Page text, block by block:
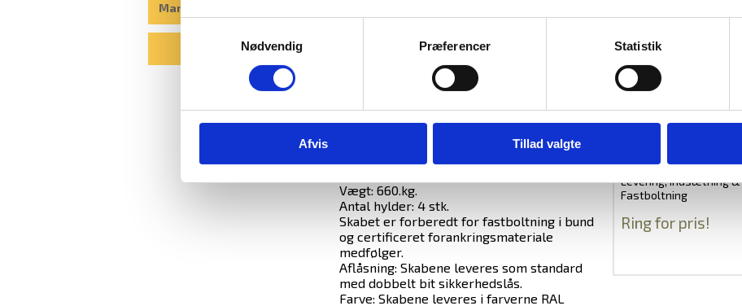
Samtykkevalg
Nødvendig
Præferencer Statistik
Afvis Tillad valgte
Manualer til elkodelåse
overensstemmelse med den europæiske
Brandtest: Brandprøve i 30 minutter til
papir på eget testlaboratorium.
Udv. Mål: H:1750 B: 850 D:550mm.
+ dørgreb 42 mm.
Indv. Mål: H:1685 B: 778 D:415mm
Lysmål: H:1646 B:740mm.
Vægt: 660.kg.
Antal hylder: 4 stk.
Skabet er forberedt for fastboltning i bund
og certificeret forankringsmateriale
medfølger.
Aflåsning: Skabene leveres som standard
med dobbelt bit sikkerhedslås.
Farve: Skabene leveres i farverne RAL
Spartan El-kodelås
2.750,00
Levering, Indsætning &
Fastboltning
Ring for pris!